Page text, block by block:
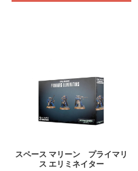
スペース マリーン プライマリ
ス エリミネイター